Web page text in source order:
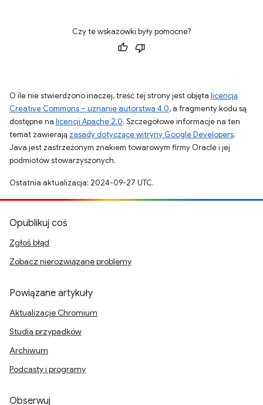
Czy te wskazówki były pomocne?
O ile nie stwierdzono inaczej, treść tej strony jest objęta licencją
Creative Commons – uznanie autorstwa 4.0, a fragmenty kodu są
dostępne na licencji Apache 2.0. Szczegółowe informacje na ten
temat zawierają zasady dotyczące witryny Google Developers.
Java jest zastrzeżonym znakiem towarowym firmy Oracle i jej
podmiotów stowarzyszonych.
Ostatnia aktualizacja: 2024-09-27 UTC.
Opublikuj coś
Zgłoś błąd
Zobacz nierozwiązane problemy
Powiązane artykuły
Aktualizacje Chromium
Studia przypadków
Archiwum
Podcasty i programy
Obserwuj